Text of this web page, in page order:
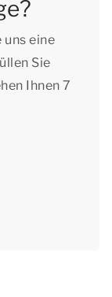
uns eine
Sie
Ihnen 7